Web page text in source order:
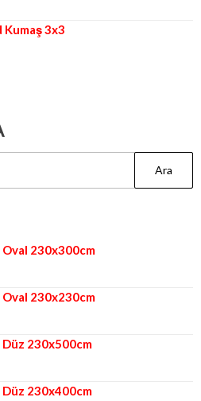
Kumaş 3x3
Oval 230x300cm
Oval 230x230cm
Düz 230x500cm
Düz 230x400cm